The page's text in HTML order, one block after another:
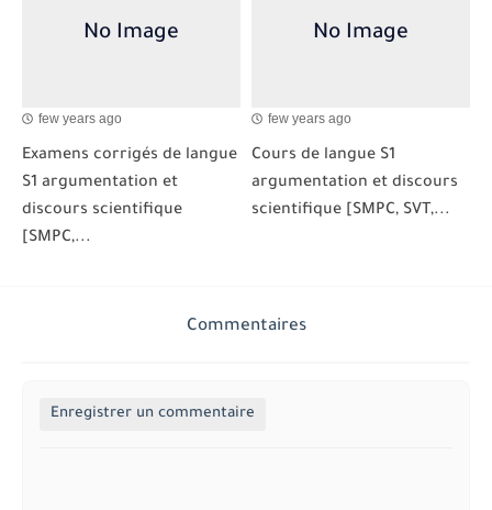
few years ago
Examens corrigés de langue
S1 argumentation et
discours scientifique
[SMPC,...
few years ago
Cours de langue S1
argumentation et discours
scientifique [SMPC, SVT,...
Commentaires
Enregistrer un commentaire